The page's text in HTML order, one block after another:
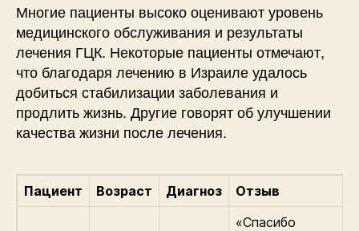
Многие пациенты высоко оценивают уровень
медицинского обслуживания и результаты
лечения ГЦК. Некоторые пациенты отмечают,
что благодаря лечению в Израиле удалось
добиться стабилизации заболевания и
продлить жизнь. Другие говорят об улучшении
качества жизни после лечения.
Пациент Возраст Диагноз Отзыв
«Спасибо